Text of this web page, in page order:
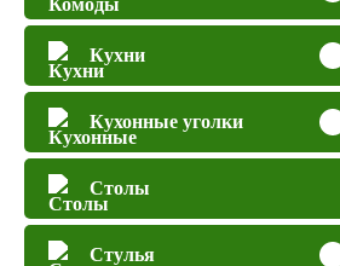
Кухни
Кухонные уголки
Столы
Стулья